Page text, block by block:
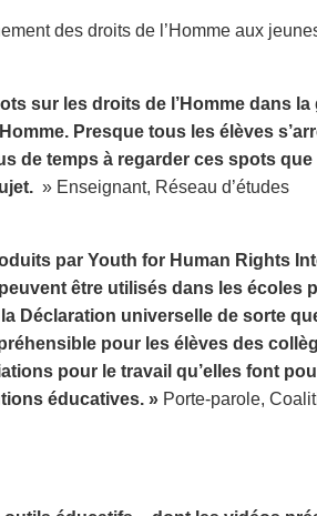
des droits de l’Homme aux
sur les droits de l’Homme dans la
Presque tous les élèves
de temps à regarder ces spots que
» Enseignant, Réseau d’études
par Youth for Human Rights
être utilisés dans les écoles
Déclaration universelle de sorte
pour les élèves des
pour le travail qu’elles font
éducatives. » Porte-parole,